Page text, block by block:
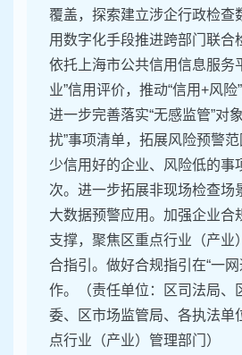
覆盖，探索建立涉企行政检查
用数字化手段推进跨部门联合
依托上海市公共信用信息服务
业”信用评价，推动“信用+风险
进一步完善落实“无感监管”对
扰”事项清单，拓展风险预警
少信用好的企业、风险低的事
次。进一步拓展非现场检查场
大数据预警应用。加强企业合
支撑，聚焦区重点行业（产业
合指引。做好合规指引在“一网
作。（责任单位：区司法局、
委、区市场监管局、各执法单
点行业（产业）管理部门）